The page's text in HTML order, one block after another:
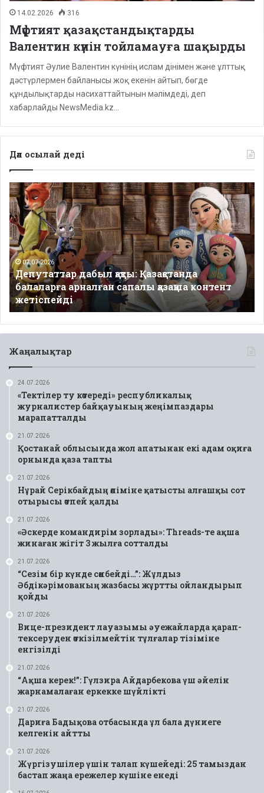
14.02.2026 316
Мүфтият қазақстандықтарды
Валентин күнін тойламауға шақырды
Мүфтият Әулие Валентин күнінің ислам дінімен және ұлттық
дәстүрлермен байланысы жоқ екенін айтып, бөгде
құндылықтарды насихаттайтынын мәлімдеді, деп
хабарлайды NewsMedia.kz…
Дәл осылай деді
Депутаттар
дабыл
қақты:
Қазақстанда
балаларға
арналған
сапалы
қазақша
контент
жетіспейді
07.07.2026
Депутаттар дабыл қақты: Қазақстанда
балаларға арналған сапалы қазақша контент
жетіспейді
Жаңалықтар
24.07.2026
«Тектілер ту көтереді» республикалық
журналистер байқауының жеңімпаздары
марапатталды
21.07.2026
Қостанай облысында жол апатынан екі адам оқиға
орнында қаза тапты
21.07.2026
Нұрай Серікбайдың өліміне қатысты алғашқы сот
отырысы өтпей қалды
21.07.2026
«Әскерде командирім зорлады»: Threads-те ақша
жинаған жігіт 3 жылға сотталды
21.07.2026
“Сезім бір күнде сөнбейді…”: Жұлдыз
Әбдікәрімованың жазбасы жұртты ойландырып
қойды
21.07.2026
Вице-президент лауазымы әуежайларда қарап-
тексеруден өткізілмейтін тұлғалар тізіміне
енгізілді
21.07.2026
“Ақша керек!”: Гүлзира Айдарбекова үш әйелін
жарнамалаған еркекке шүйлікті
21.07.2026
Дариға Бадықова отбасында ұл бала дүниеге
келгенін айтты
21.07.2026
Жүргізушілер үшін талап күшейеді: 25 тамыздан
бастап жаңа ережелер күшіне енеді